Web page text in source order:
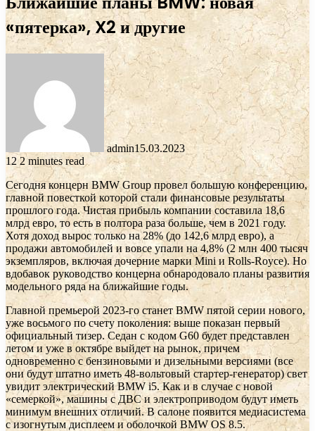
«пятерка», X2 и другие
admin15.03.2023
122 minutes read
Сегодня концерн BMW Group провел большую конференцию,
главной повесткой которой стали финансовые результаты
прошлого года. Чистая прибыль компании составила 18,6
млрд евро, то есть в полтора раза больше, чем в 2021 году.
Хотя доход вырос только на 28% (до 142,6 млрд евро), а
продажи автомобилей и вовсе упали на 4,8% (2 млн 400 тысяч
экземпляров, включая дочерние марки Mini и Rolls-Royce). Но
вдобавок руководство концерна обнародовало планы развития
модельного ряда на ближайшие годы.
Главной премьерой 2023-го станет BMW пятой серии нового,
уже восьмого по счету поколения: выше показан первый
официальный тизер. Седан с кодом G60 будет представлен
летом и уже в октябре выйдет на рынок, причем
одновременно с бензиновыми и дизельными версиями (все
они будут штатно иметь 48-вольтовый стартер-генератор) свет
увидит электрический BMW i5. Как и в случае с новой
«семеркой», машины с ДВС и электроприводом будут иметь
минимум внешних отличий. В салоне появится медиасистема
с изогнутым дисплеем и оболочкой BMW OS 8.5.